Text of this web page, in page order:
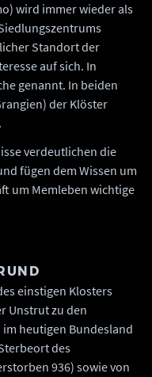
wird immer wieder als
Standort der
auf sich. In
genannt. In beiden
der Klöster
verdeutlichen die
fügen dem Wissen um
um Memleben wichtige
einstigen Klosters
Unstrut zu den
heutigen Bundesland
des
936) sowie von